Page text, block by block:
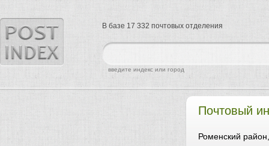
Почтовый
Роменский
найти
введите индекс или город
В базе 17 332 почтовых отделения